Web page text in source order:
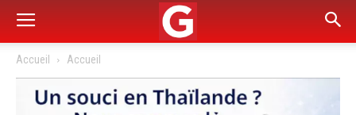
Accueil Accueil